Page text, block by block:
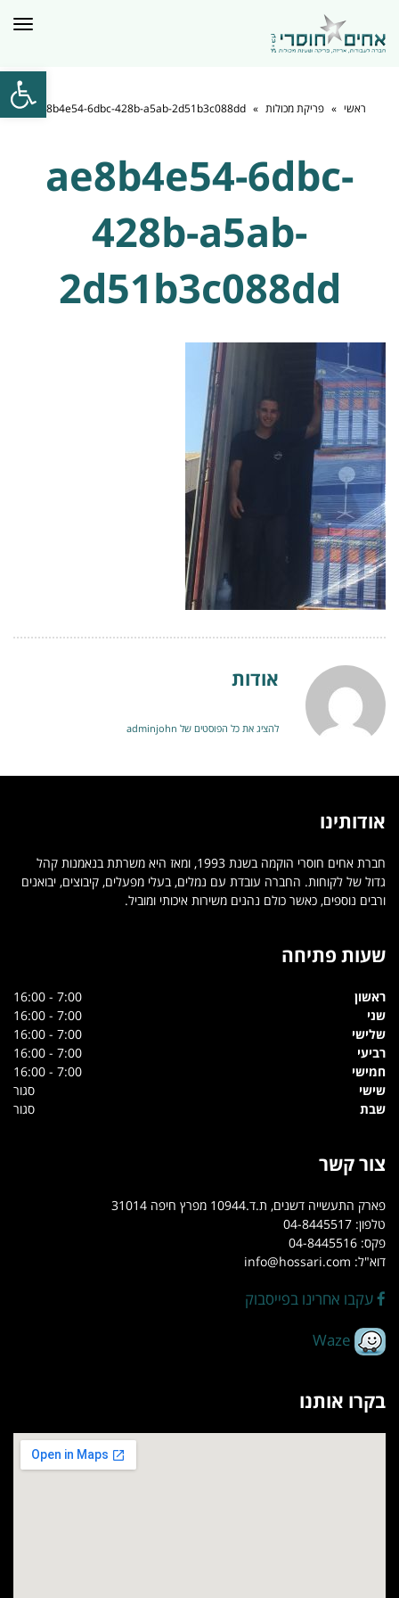
פתח
ראשי » פריקת מכולות »
ae8b4e54-6dbc-428b-a5ab-2d51b3c088dd
ae8b4e54-6dbc-
428b-a5ab-
2d51b3c088dd
אודות
להציג את כל הפוסטים של adminjohn
אודותינו
חברת אחים חוסרי הוקמה בשנת 1993, ומאז היא משרתת בנאמנות קהל
גדול של לקוחות. החברה עובדת עם נמלים, בעלי מפעלים, קיבוצים, יבואנים
ורבים נוספים, כאשר כולם נהנים משירות איכותי ומוביל.
שעות פתיחה
ראשון
7:00 - 16:00
שני
7:00 - 16:00
שלישי
7:00 - 16:00
רביעי
7:00 - 16:00
חמישי
7:00 - 16:00
שישי
סגור
שבת
סגור
צור קשר
פארק התעשייה דשנים, ת.ד.10944 מפרץ חיפה 31014
טלפון: 04-8445517
פקס: 04-8445516
דוא"ל: info@hossari.com
עקבו אחרינו בפייסבוק
בקרו אותנו